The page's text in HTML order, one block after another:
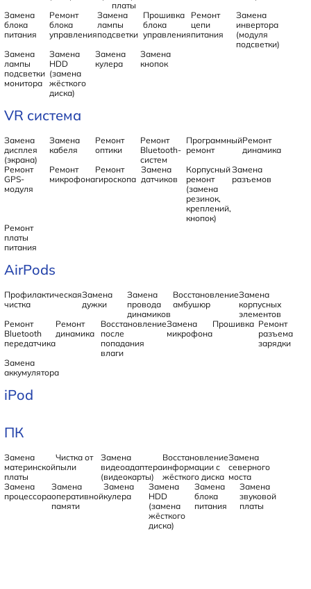
платы
Замена
блока
питания
Ремонт
блока
управления
Замена
лампы
подсветки
Прошивка
блока
управления
Ремонт
цепи
питания
Замена
инвертора
(модуля
подсветки)
Замена
лампы
подсветки
монитора
Замена
HDD
(замена
жёсткого
диска)
Замена
кулера
Замена
кнопок
VR система
Замена
дисплея
(экрана)
Замена
кабеля
Ремонт
оптики
Ремонт
Bluetooth-
систем
Программный
ремонт
Ремонт
динамика
Ремонт
GPS-
модуля
Ремонт
микрофона
Ремонт
гироскопа
Замена
датчиков
Корпусный
ремонт
(замена
резинок,
креплений,
кнопок)
Замена
разъемов
Ремонт
платы
питания
AirPods
Профилактическая
чистка
Замена
дужки
Замена
провода
динамиков
Восстановление
амбушюр
Замена
корпусных
элементов
Ремонт
Bluetooth
передатчика
Ремонт
динамика
Восстановление
после
попадания
влаги
Замена
микрофона
Прошивка Ремонт
разъема
зарядки
Замена
аккумулятора
iPod
ПК
Замена
материнской
платы
Чистка от
пыли
Замена
видеоадаптера
(видеокарты)
Восстановление
информации с
жёсткого диска
Замена
северного
моста
Замена
процессора
Замена
оперативной
памяти
Замена
кулера
Замена
HDD
(замена
жёсткого
диска)
Замена
блока
питания
Замена
звуковой
платы